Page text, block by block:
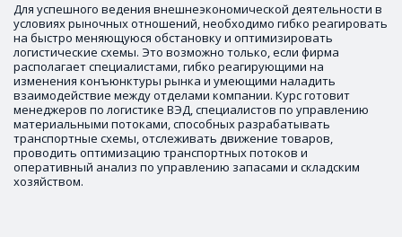
Для успешного ведения внешнеэкономической деятельности в
условиях рыночных отношений, необходимо гибко реагировать
на быстро меняющуюся обстановку и оптимизировать
логистические схемы. Это возможно только, если фирма
располагает специалистами, гибко реагирующими на
изменения конъюнктуры рынка и умеющими наладить
взаимодействие между отделами компании. Курс готовит
менеджеров по логистике ВЭД, специалистов по управлению
материальными потоками, способных разрабатывать
транспортные схемы, отслеживать движение товаров,
проводить оптимизацию транспортных потоков и
оперативный анализ по управлению запасами и складским
хозяйством.